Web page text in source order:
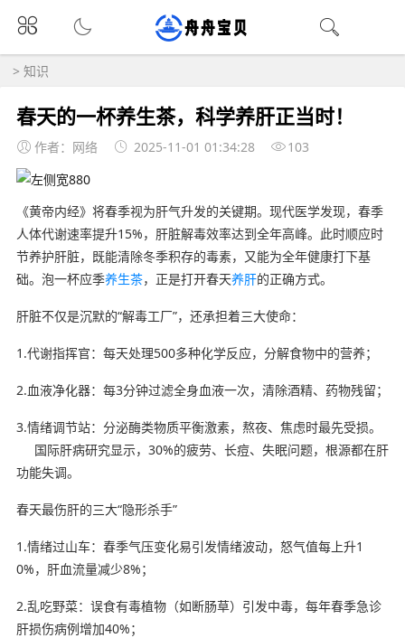
> 知识
春天的一杯养生茶，科学养肝正当时！
作者：网络 2025-11-01 01:34:28 103
《黄帝内经》将春季视为肝气升发的关键期。现代医学发现，春季
人体代谢速率提升15%，肝脏解毒效率达到全年高峰。此时顺应时
节养护肝脏，既能清除冬季积存的毒素，又能为全年健康打下基
础。泡一杯应季养生茶，正是打开春天养肝的正确方式。
肝脏不仅是沉默的“解毒工厂”，还承担着三大使命：
1.代谢指挥官：每天处理500多种化学反应，分解食物中的营养；
2.血液净化器：每3分钟过滤全身血液一次，清除酒精、药物残留；
3.情绪调节站：分泌酶类物质平衡激素，熬夜、焦虑时最先受损。
国际肝病研究显示，30%的疲劳、长痘、失眠问题，根源都在肝
功能失调。
春天最伤肝的三大“隐形杀手”
1.情绪过山车：春季气压变化易引发情绪波动，怒气值每上升1
0%，肝血流量减少8%；
2.乱吃野菜：误食有毒植物（如断肠草）引发中毒，每年春季急诊
肝损伤病例增加40%；